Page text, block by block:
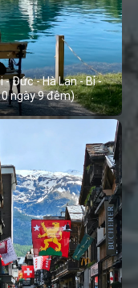
- Đức - Hà Lan - Bỉ -
ngày 9 đêm)